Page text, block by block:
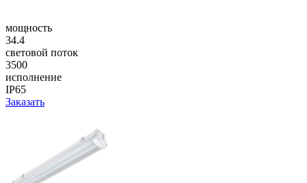
мощность
34.4
световой поток
3500
исполнение
IP65
Заказать